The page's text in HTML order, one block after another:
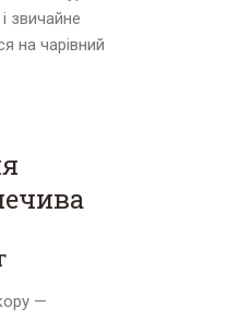
звичайне
на чарівний
—